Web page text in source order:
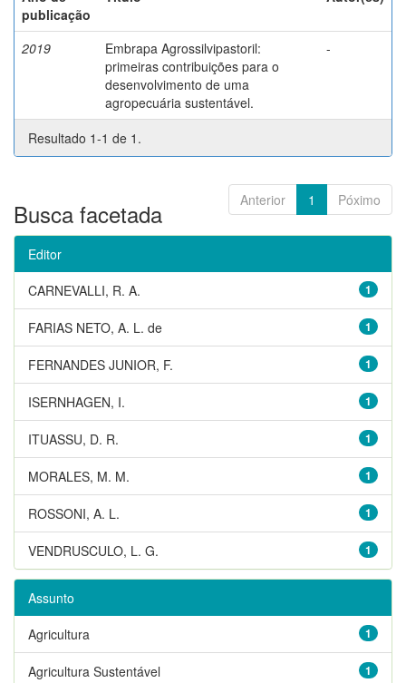
publicação
2019
Embrapa Agrossilvipastoril:
primeiras contribuições para o
desenvolvimento de uma
agropecuária sustentável.
-
Resultado 1-1 de 1.
Anterior 1 Póximo
Busca facetada
Editor
1
CARNEVALLI, R. A.
1
FARIAS NETO, A. L. de
1
FERNANDES JUNIOR, F.
1
ISERNHAGEN, I.
1
ITUASSU, D. R.
1
MORALES, M. M.
1
ROSSONI, A. L.
1
VENDRUSCULO, L. G.
Assunto
1
Agricultura
1
Agricultura Sustentável